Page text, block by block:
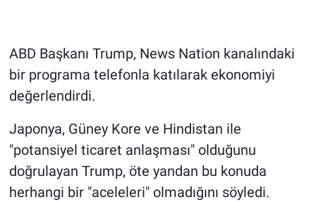
ABD Başkanı Trump, News Nation kanalındaki
bir programa telefonla katılarak ekonomiyi
değerlendirdi.
Japonya, Güney Kore ve Hindistan ile
"potansiyel ticaret anlaşması" olduğunu
doğrulayan Trump, öte yandan bu konuda
herhangi bir "aceleleri" olmadığını söyledi.
Gün Ortası
Gündem Özel
Haber
İlan